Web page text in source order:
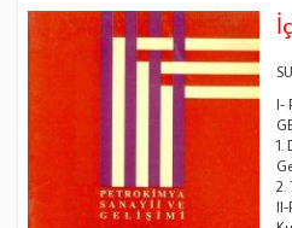
l-
1.
2.
II-